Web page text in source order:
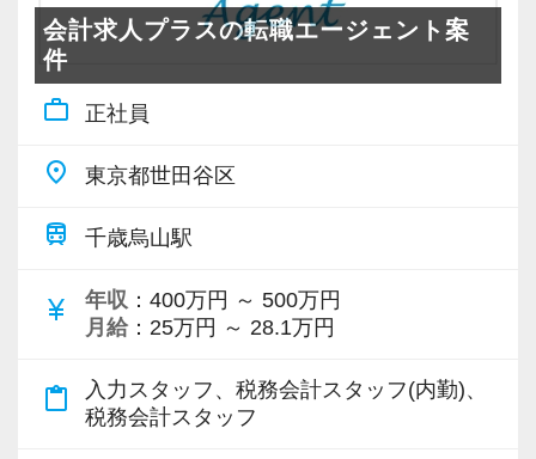
で、仕事に支障がない限りは自由に休みを取る
ことができます。
私は試験に合わせて夏休みをいただいていま
今後は株の承継や組織再編などを手がけ、お客
す。
皆で教え合う雰囲気があり、勉強好きな人が多
いので自然発生的に勉強会ができるような環境
です。
やりたい仕事があれば手を挙げればどんどん任
奨！
よりメリハリのある働き方を目指しています。
また、受験生の方には試験休みを付与し勉強と
仕事が両立しやすい環境を整えています。
【いざというときに頼りにされるのが会計人の
この仕事の商品は自分自身。
サービスの品質はもちろんお客様の満足度も自
自ら学んだことを直接お客様にサービスし、直
など、様々な得意分野をもつメンバーと連携し
て業務を進めることで知見やキャリアを広げる
ことができます。
優秀なアシスタントも多数在籍しているため、
≪モバイルPC・仕事用スマホ貸与！在宅ワーク
なども柔軟に対応≫
働き方改革を推進し、時差出退勤や在宅ワーク
にも対応！
与します。
会計求人プラスの転職エージェント案
件
work_outline 正社員
place 東京都世田谷区
train 千歳烏山駅
currency_yen 年収 ：400万円 ～ 500万円
月給 ：25万円 ～ 28.1万円
content_paste
入力スタッフ、税務会計スタッフ(内勤)、
税務会計スタッフ